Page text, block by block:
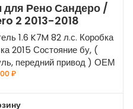
для Рено Сандеро /
2 2013-2018
1.6 K7M 82 л.с. Коробка
2015 Состояние бу, (
передний привод ) ОЕМ
₽